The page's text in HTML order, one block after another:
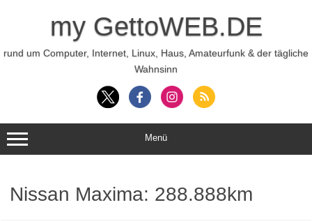
my GettoWEB.DE
rund um Computer, Internet, Linux, Haus, Amateurfunk & der tägliche
Wahnsinn
Menü
Nissan Maxima: 288.888km